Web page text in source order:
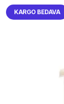
KARGO BEDAVA